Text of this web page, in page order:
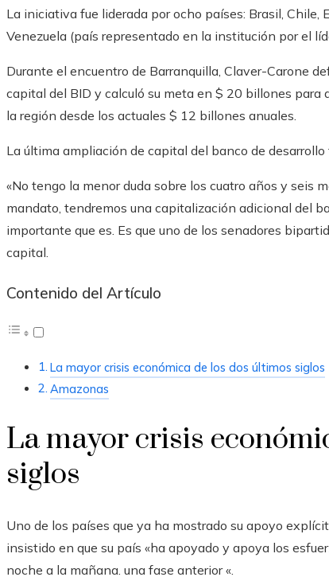
La iniciativa fue liderada por ocho países: Brasil, Chile,
Venezuela (país representado en la institución por el
Durante el encuentro de Barranquilla, Claver-Carone
capital del BID y calculó su meta en $ 20 billones
la región desde los actuales $ 12 billones anuales.
La última ampliación de capital del banco de
«No tengo la menor duda sobre los cuatro años y seis
mandato, tendremos una capitalización adicional del
importante que es. Es que uno de los senadores
capital.
Contenido del Artículo
La mayor crisis económica de los dos últimos siglos
Amazonas
La mayor crisis
siglos
Uno de los países que ya ha mostrado su apoyo
insistido en que su país «ha apoyado y apoya los
noche a la mañana. una fase anterior «.